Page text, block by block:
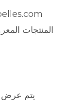
المنتجات
يتم عرض